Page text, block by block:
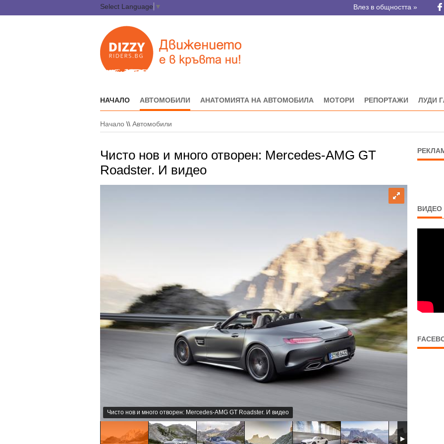
Select Language ▼ Влез в общността »
НАЧАЛО АВТОМОБИЛИ АНАТОМИЯТА НА АВТОМОБИЛА МОТОРИ РЕПОРТАЖИ ЛУДИ
Начало \\ Автомобили
Чисто нов и много отворен: Mercedes-AMG GT
Roadster. И видео
Чисто нов и много отворен: Mercedes-AMG GT Roadster. И видео
ВИДЕО